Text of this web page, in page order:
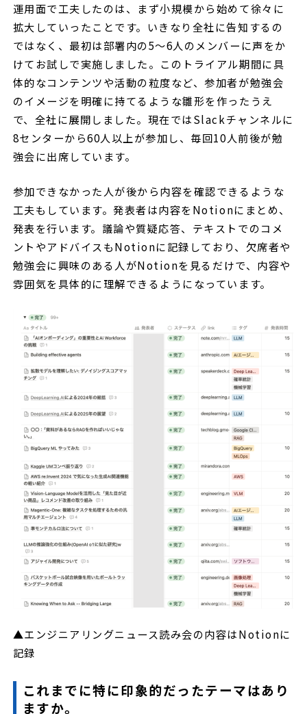
運用面で工夫したのは、まず小規模から始めて徐々に
拡大していったことです。いきなり全社に告知するの
ではなく、最初は部署内の5〜6人のメンバーに声をか
けてお試しで実施しました。このトライアル期間に具
体的なコンテンツや活動の粒度など、参加者が勉強会
のイメージを明確に持てるような雛形を作ったうえ
で、全社に展開しました。現在ではSlackチャンネルに
8センターから60人以上が参加し、毎回10人前後が勉
強会に出席しています。
参加できなかった人が後から内容を確認できるような
工夫もしています。発表者は内容をNotionにまとめ、
発表を行います。議論や質疑応答、テキストでのコメ
ントやアドバイスもNotionに記録しており、欠席者や
勉強会に興味のある人がNotionを見るだけで、内容や
雰囲気を具体的に理解できるようになっています。
▲エンジニアリングニュース読み会の内容はNotionに
記録
これまでに特に印象的だったテーマはあり
ますか。